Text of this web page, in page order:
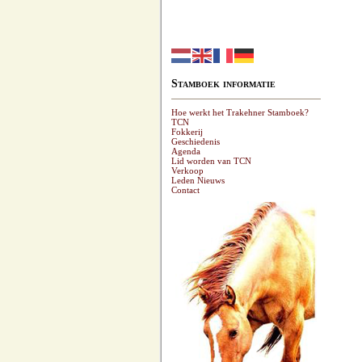
Stamboek informatie
Hoe werkt het Trakehner Stamboek?
TCN
Fokkerij
Geschiedenis
Agenda
Lid worden van TCN
Verkoop
Leden Nieuws
Contact